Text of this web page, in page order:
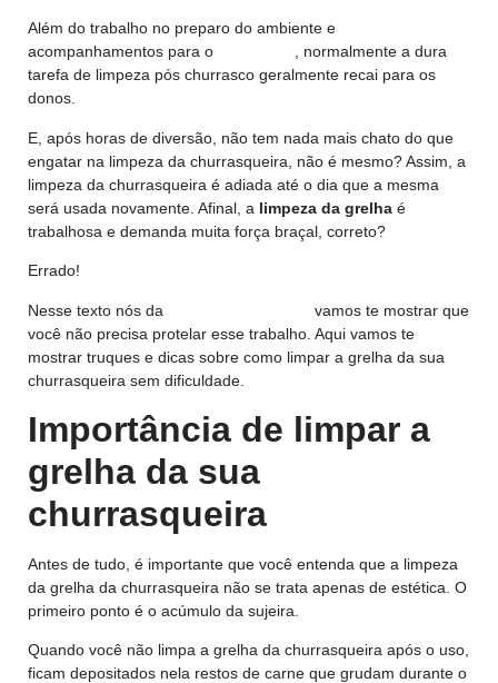
Além do trabalho no preparo do ambiente e
acompanhamentos para o
, normalmente a dura
tarefa de limpeza pós churrasco geralmente recai para os
donos.
E, após horas de diversão, não tem nada mais chato do que
engatar na limpeza da churrasqueira, não é mesmo? Assim, a
limpeza da churrasqueira é adiada até o dia que a mesma
será usada novamente. Afinal, a limpeza da grelha é
trabalhosa e demanda muita força braçal, correto?
Errado!
Nesse texto nós da
vamos te mostrar que
você não precisa protelar esse trabalho. Aqui vamos te
mostrar truques e dicas sobre como limpar a grelha da sua
churrasqueira sem dificuldade.
Importância de limpar a
grelha da sua
churrasqueira
Antes de tudo, é importante que você entenda que a limpeza
da grelha da churrasqueira não se trata apenas de estética. O
primeiro ponto é o acúmulo da sujeira.
Quando você não limpa a grelha da churrasqueira após o uso,
ficam depositados nela restos de carne que grudam durante o